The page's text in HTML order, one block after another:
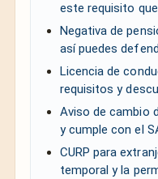
este requisito
Negativa de
así puedes
Licencia de
requisitos y
Aviso de cambio
y cumple con el
CURP para
temporal y la